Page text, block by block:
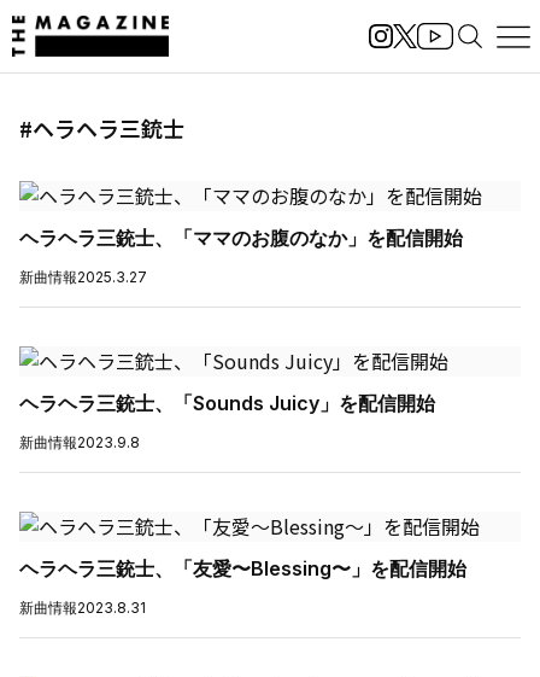
#ヘラヘラ三銃士
ヘラヘラ三銃士、「ママのお腹のなか」を配信開始
新曲情報2025.3.27
ヘラヘラ三銃士、「Sounds Juicy」を配信開始
新曲情報2023.9.8
ヘラヘラ三銃士、「友愛〜Blessing〜」を配信開始
新曲情報2023.8.31